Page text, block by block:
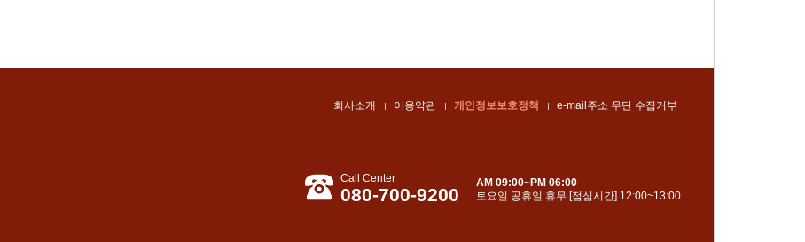
회사소개 이용약관 개인정보보호정책 e-mail주소 무단 수집거부
Call Center
080-700-9200
AM 09:00~PM 06:00
토요일 공휴일 휴무 [점심시간] 12:00~13:00